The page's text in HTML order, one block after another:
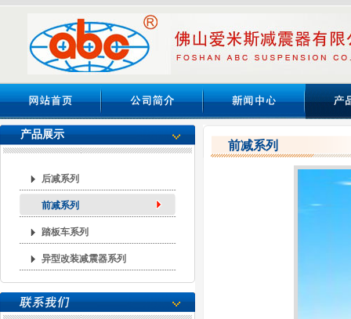
产品展示
后减系列
前减系列
踏板车系列
异型改装减震器系列
前减系列